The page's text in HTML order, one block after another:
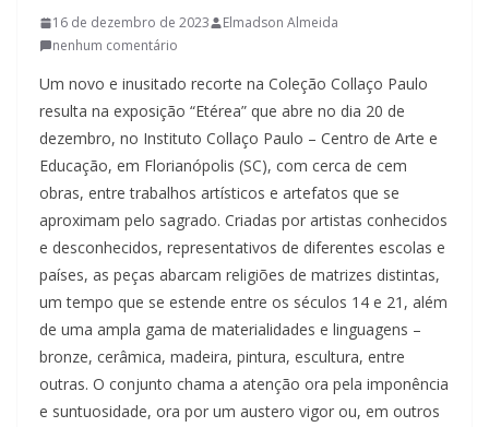
a
t
a
r
i
n
e
n
s
e
u
m
c
16 de dezembro de 2023
Elmadson Almeida
nenhum comentário
Um novo e inusitado recorte na Coleção Collaço Paulo
resulta na exposição “Etérea” que abre no dia 20 de
dezembro, no Instituto Collaço Paulo – Centro de Arte e
Educação, em Florianópolis (SC), com cerca de cem
obras, entre trabalhos artísticos e artefatos que se
aproximam pelo sagrado. Criadas por artistas conhecidos
e desconhecidos, representativos de diferentes escolas e
países, as peças abarcam religiões de matrizes distintas,
um tempo que se estende entre os séculos 14 e 21, além
de uma ampla gama de materialidades e linguagens –
bronze, cerâmica, madeira, pintura, escultura, entre
outras. O conjunto chama a atenção ora pela imponência
e suntuosidade, ora por um austero vigor ou, em outros